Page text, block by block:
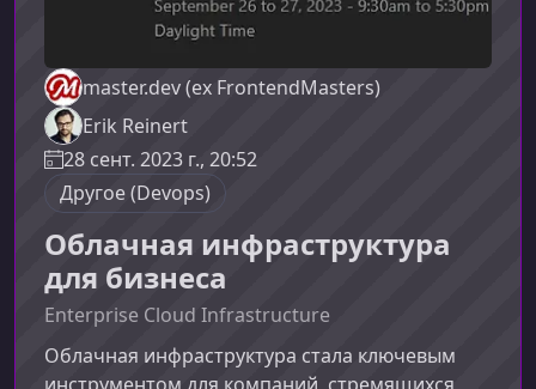
master.dev (ex FrontendMasters)
Erik Reinert
28 сент. 2023 г., 20:52
Другое (Devops)
Облачная инфраструктура
для бизнеса
Enterprise Cloud Infrastructure
Облачная инфраструктура стала ключевым